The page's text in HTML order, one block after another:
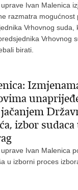
Ivan Malenica
razmatra mogućnost
Vrhovnog suda,
Vrhovnog
birati.
izbor
Ivan Malenica
u izborni proces